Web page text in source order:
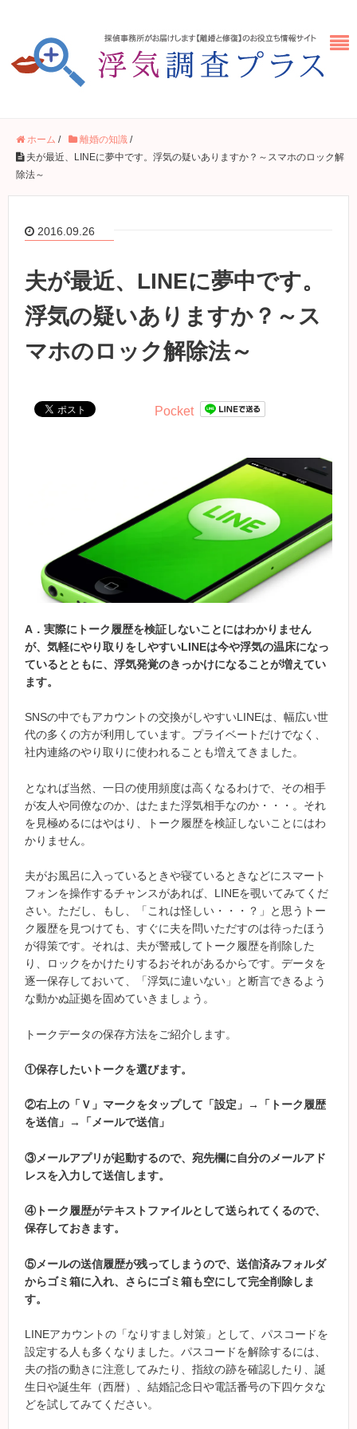
ホーム / 離婚の知識 /
夫が最近、LINEに夢中です。浮気の疑いありますか？～スマホのロック解
除法～
2016.09.26
夫が最近、LINEに夢中です。
浮気の疑いありますか？～ス
マホのロック解除法～
Pocket
A ． 実際にトーク履歴を検証しないことにはわかりません
が、気軽にやり取りをしやすいLINEは今や浮気の温床になっ
ているとともに、浮気発覚のきっかけになることが増えてい
ます。
SNSの中でもアカウントの交換がしやすいLINEは、幅広い世
代の多くの方が利用しています。プライベートだけでなく、
社内連絡のやり取りに使われることも増えてきました。
となれば当然、一日の使用頻度は高くなるわけで、その相手
が友人や同僚なのか、はたまた浮気相手なのか・・・。それ
を見極めるにはやはり、トーク履歴を検証しないことにはわ
かりません。
夫がお風呂に入っているときや寝ているときなどにスマート
フォンを操作するチャンスがあれば、LINEを覗いてみてくだ
さい。ただし、もし、「これは怪しい・・・？」と思うトー
ク履歴を見つけても、すぐに夫を問いただすのは待ったほう
が得策です。それは、夫が警戒してトーク履歴を削除した
り、ロックをかけたりするおそれがあるからです。データを
逐一保存しておいて、「浮気に違いない」と断言できるよう
な動かぬ証拠を固めていきましょう。
トークデータの保存方法をご紹介します。
①保存したいトークを選びます。
②右上の「Ｖ」マークをタップして「設定」→「トーク履歴
を送信」→「メールで送信」
③メールアプリが起動するので、宛先欄に自分のメールアド
レスを入力して送信します。
④トーク履歴がテキストファイルとして送られてくるので、
保存しておきます。
⑤メールの送信履歴が残ってしまうので、送信済みフォルダ
からゴミ箱に入れ、さらにゴミ箱も空にして完全削除しま
す。
LINEアカウントの「なりすまし対策」として、パスコードを
設定する人も多くなりました。パスコードを解除するには、
夫の指の動きに注意してみたり、指紋の跡を確認したり、誕
生日や誕生年（西暦）、結婚記念日や電話番号の下四ケタな
どを試してみてください。